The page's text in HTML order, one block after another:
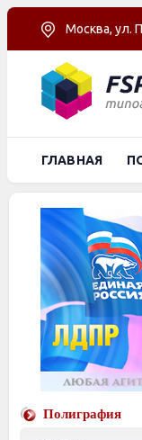
Москва, ул.
ГЛАВНАЯ
Полиграфия